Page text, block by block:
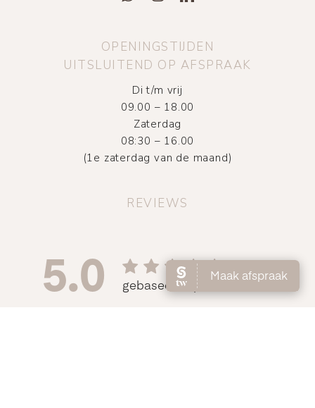
OPENINGSTIJDEN
UITSLUITEND OP AFSPRAAK
Di t/m vrij
09.00 – 18.00
Zaterdag
08:30 – 16.00
(1e zaterdag van de maand)
REVIEWS